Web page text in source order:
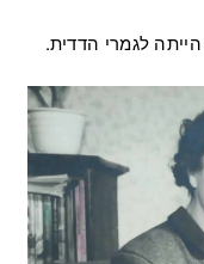
לגמרי הדדית.